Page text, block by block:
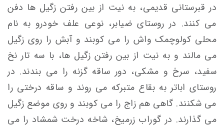
در قبرستانی قديمی، به نيت از بين رفتن زگيل ها دفن
می كنند. در روستای ضيابر، نوعی علف خودرو به نام
محلی كولوچمک واش را می کوبند و آبش را روی زگيل
می مالند و به نیت از بین رفتن زگیل ها، با سه تار نخ
سفيد، سرخ و مشكی، دور ساقه گزنه را می بندند. در
روستای اباتر به بقاع متبركه می روند و ساقه درختی را
می شكنند. گاهی هم زاج را می كوبند و روی موضع زگیل
می گذارند. در گوراب زرميخ، شاخه درخت شمشاد را می